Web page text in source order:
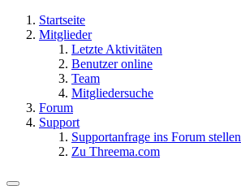
Startseite
Mitglieder
Letzte Aktivitäten
Benutzer online
Team
Mitgliedersuche
Forum
Support
Supportanfrage ins Forum stellen
Zu Threema.com